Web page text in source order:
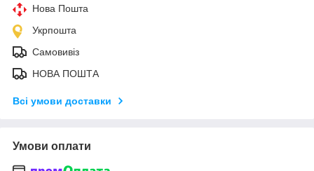
Нова Пошта
Укрпошта
Самовивіз
НОВА ПОШТА
Всі умови доставки
Умови оплати